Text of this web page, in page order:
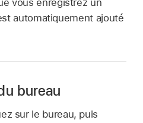
automatiquement ajouté
bureau
sur le bureau, puis